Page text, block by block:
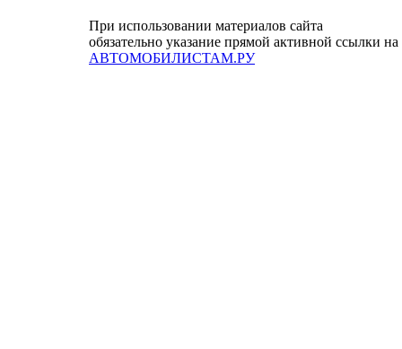
При использовании материалов сайта
обязательно указание прямой активной ссылки на
АВТОМОБИЛИСТАМ.РУ